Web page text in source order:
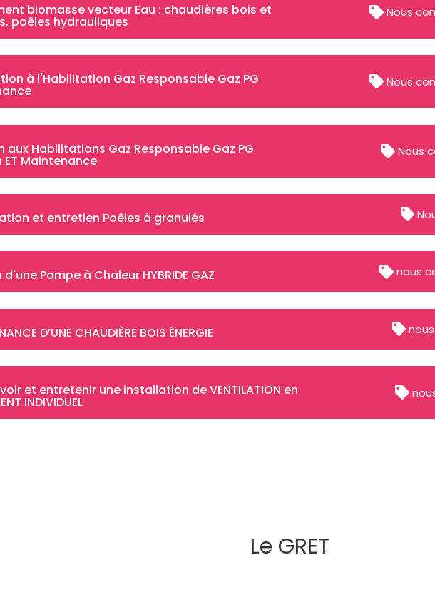
biomasse vecteur Eau : chaudières bois et
poêles hydrauliques
Nous
à l'Habilitation Gaz Responsable Gaz PG Nous
aux Habilitations Gaz Responsable Gaz PG
Maintenance
Nous
et entretien Poêles à granulés
Pompe à Chaleur HYBRIDE GAZ nous
D’UNE CHAUDIÈRE BOIS ÉNERGIE
et entretenir une installation de VENTILATION en
INDIVIDUEL
Le GRET